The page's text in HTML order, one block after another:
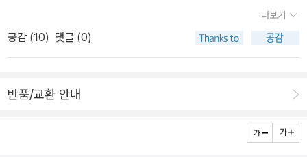
에 유행했고, 우리나라에서는 ‘신종 플루’로 알려진 그 녀석이다.
네이선 울프는 분명 고마운 사람이다. 과학자들의 이런 헌신 덕분에
병원균에게는 우리 조상을 공격할 세가지 통로사 확보되었다. 첫째,
조상들이 가축화된 동물들과 긴밀하게 접촉함으로써 동물들의 병원
균이 우리에게 건너올 수 있었다. 둘째로, 가축화된 동물들이 야생동
󰡕, 신동흔 지음/ 우리교육 (고1, 문학)󰡔시인의 가슴을 물들인 만남󰡕,
고광석 지음/ 북카라반 (고1, 문학)󰡔나흘󰡕, 이현수 지음/ 문학동네
일드 지음/ 우진하 옮김/ 북로드 (중3, 인문)󰡔누가 내 머릿속에 브랜
늬󰡕, 최진석 지음/ 소나무 (고1, 인문)󰡔구원확률 높이기 프로젝트󰡕,
위르겐 슈미더 지음/ 배명자 옮김/ 펜타그램 (고2, 인문)󰡔다시, 관계
각 내놨다. 을유를 제외한 다른 작품들은 국내에 번역이 다소 미진한
작품들이었는데 만나게 되어 기쁘다. 90년대 영화 <건축무
한육면각체의 비밀>이 생각나는가? 이 요상한 제목이 달린 영화읙
년 대한민국 스토리 공모전의 최우수상 수상작이다. (그 공모전이 어
데 이야기의 힘이 느껴질 것 같다. 영화로 만들어 질 것 같은 느낌이
더보기
공감 (10) 댓글 (0)
반품/교환 안내